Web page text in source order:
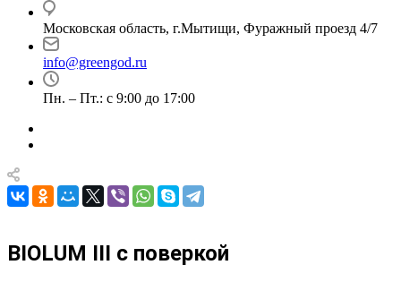
Московская область, г.Мытищи, Фуражный проезд 4/7
info@greengod.ru
Пн. – Пт.: с 9:00 до 17:00
BIOLUM III с поверкой